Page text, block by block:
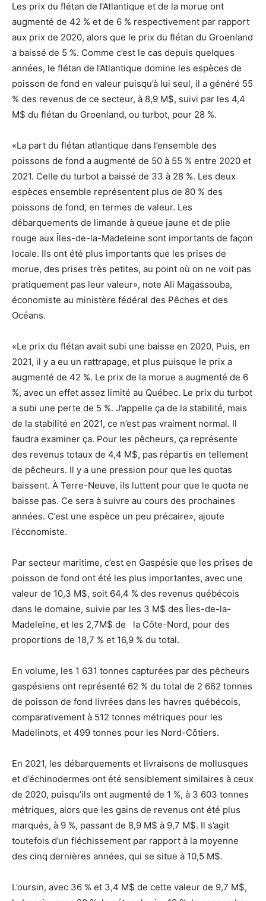
Les prix du flétan de l’Atlantique et de la morue ont
augmenté de 42 % et de 6 % respectivement par rapport
aux prix de 2020, alors que le prix du flétan du Groenland
a baissé de 5 %. Comme c’est le cas depuis quelques
années, le flétan de l’Atlantique domine les espèces de
poisson de fond en valeur puisqu’à lui seul, il a généré 55
% des revenus de ce secteur, à 8,9 M$, suivi par les 4,4
M$ du flétan du Groenland, ou turbot, pour 28 %.
«La part du flétan atlantique dans l’ensemble des
poissons de fond a augmenté de 50 à 55 % entre 2020 et
2021. Celle du turbot a baissé de 33 à 28 %. Les deux
espèces ensemble représentent plus de 80 % des
poissons de fond, en termes de valeur. Les
débarquements de limande à queue jaune et de plie
rouge aux Îles-de-la-Madeleine sont importants de façon
locale. Ils ont été plus importants que les prises de
morue, des prises très petites, au point où on ne voit pas
pratiquement pas leur valeur», note Ali Magassouba,
économiste au ministère fédéral des Pêches et des
Océans.
«Le prix du flétan avait subi une baisse en 2020, Puis, en
2021, il y a eu un rattrapage, et plus puisque le prix a
augmenté de 42 %. Le prix de la morue a augmenté de 6
%, avec un effet assez limité au Québec. Le prix du turbot
a subi une perte de 5 %. J’appelle ça de la stabilité, mais
de la stabilité en 2021, ce n’est pas vraiment normal. Il
faudra examiner ça. Pour les pêcheurs, ça représente
des revenus totaux de 4,4 M$, pas répartis en tellement
de pêcheurs. Il y a une pression pour que les quotas
baissent. À Terre-Neuve, ils luttent pour que le quota ne
baisse pas. Ce sera à suivre au cours des prochaines
années. C’est une espèce un peu précaire», ajoute
l’économiste.
Par secteur maritime, c’est en Gaspésie que les prises de
poisson de fond ont été les plus importantes, avec une
valeur de 10,3 M$, soit 64,4 % des revenus québécois
dans le domaine, suivie par les 3 M$ des Îles-de-la-
Madeleine, et les 2,7M$ de la Côte-Nord, pour des
proportions de 18,7 % et 16,9 % du total.
En volume, les 1 631 tonnes capturées par des pêcheurs
gaspésiens ont représenté 62 % du total de 2 662 tonnes
de poisson de fond livrées dans les havres québécois,
comparativement à 512 tonnes métriques pour les
Madelinots, et 499 tonnes pour les Nord-Côtiers.
En 2021, les débarquements et livraisons de mollusques
et d’échinodermes ont été sensiblement similaires à ceux
de 2020, puisqu’ils ont augmenté de 1 %, à 3 603 tonnes
métriques, alors que les gains de revenus ont été plus
marqués, à 9 %, passant de 8,9 M$ à 9,7 M$. Il s’agit
toutefois d’un fléchissement par rapport à la moyenne
des cinq dernières années, qui se situe à 10,5 M$.
L’oursin, avec 36 % et 3,4 M$ de cette valeur de 9,7 M$,